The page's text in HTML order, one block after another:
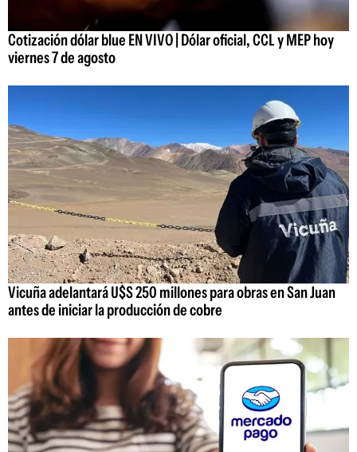
Cotización dólar blue EN VIVO | Dólar oficial, CCL y MEP hoy
viernes 7 de agosto
Vicuña adelantará U$S 250 millones para obras en San Juan
antes de iniciar la producción de cobre